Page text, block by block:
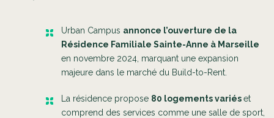
Urban Campus annonce l’ouverture de la
Résidence Familiale Sainte-Anne à Marseille
en novembre 2024, marquant une expansion
majeure dans le marché du Build-to-Rent.
La résidence propose 80 logements variéset
comprend des services comme une salle de sport,